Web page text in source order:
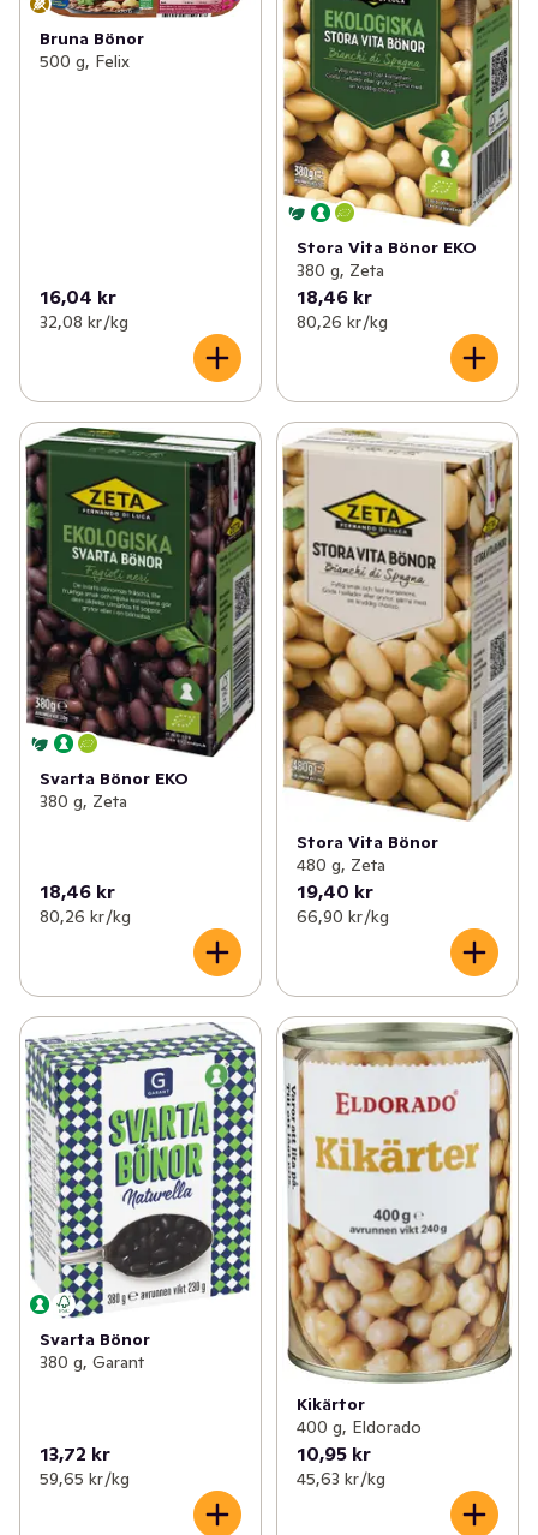
Bruna Bönor
500 g, Felix
16,04 kr
32,08 kr /kg
Stora Vita Bönor EKO
380 g, Zeta
18,46 kr
80,26 kr /kg
Svarta Bönor EKO
380 g, Zeta
18,46 kr
80,26 kr /kg
Stora Vita Bönor
480 g, Zeta
19,40 kr
66,90 kr /kg
Svarta Bönor
380 g, Garant
13,72 kr
59,65 kr /kg
Kikärtor
400 g, Eldorado
10,95 kr
45,63 kr /kg